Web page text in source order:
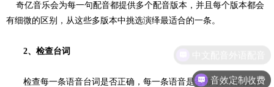
奇亿音乐会为每一句配音都提供多个配音版本，并且每个版本都会
有细微的区别，从这些多版本中挑选演绎最适合的一条。
2、 检查台词
检查每一条语音台词是否正确，每一条语音是否都可以听清楚台
音效定制收费